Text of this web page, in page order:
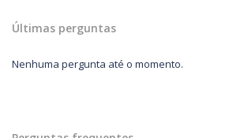
Últimas perguntas
Nenhuma pergunta até o momento.